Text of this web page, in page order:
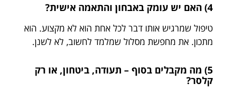
4) האם יש עומק באבחון והתאמה אישית?
טיפול שמרגיש אותו דבר לכל אחת הוא לא מקצוע. הוא
מתכון. את מחפשת מסלול שמלמד לחשוב, לא לשנן.
5) מה מקבלים בסוף – תעודה, ביטחון, או רק
קלסר?